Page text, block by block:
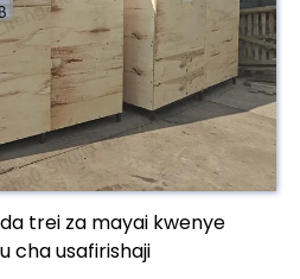
trei za mayai kwenye
cha usafirishaji